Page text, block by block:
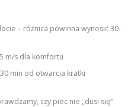
– różnica powinna wynosić 30-
m/s dla komfortu
min od otwarcia kratki
czy piec nie „dusi się”